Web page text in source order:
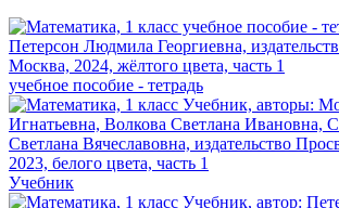
учебное пособие - тетрадь
Учебник